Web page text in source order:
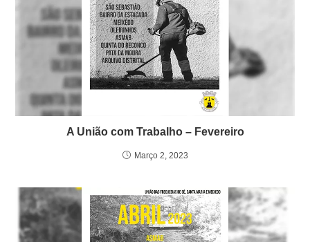
A União com Trabalho – Fevereiro
Março 2, 2023